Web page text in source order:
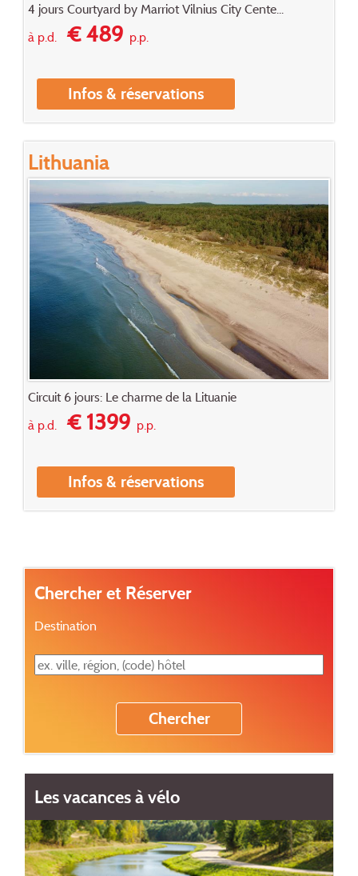
4 jours Courtyard by Marriot Vilnius City Cente...
à p.d.€ 489p.p.
Infos & réservations
Lithuania
Circuit 6 jours: Le charme de la Lituanie
à p.d.€ 1399p.p.
Infos & réservations
Chercher et Réserver
Destination
Les vacances à vélo